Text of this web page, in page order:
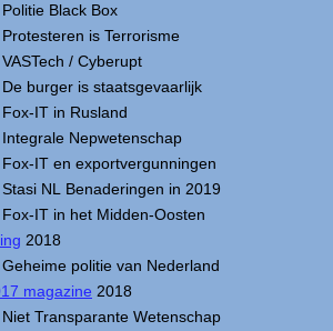
Politie Black Box
Protesteren is Terrorisme
VASTech / Cyberupt
De burger is staatsgevaarlijk
Fox-IT in Rusland
Integrale Nepwetenschap
Fox-IT en exportvergunningen
Stasi NL Benaderingen in 2019
Fox-IT in het Midden-Oosten
2018
Geheime politie van Nederland
magazine 2018
Niet Transparante Wetenschap